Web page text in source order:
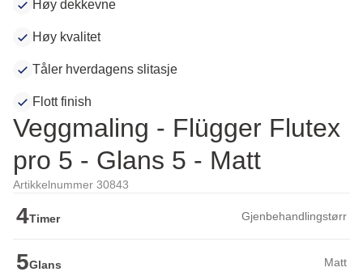
Høy dekkevne
Høy kvalitet
Tåler hverdagens slitasje
Flott finish
Veggmaling - Flügger Flutex
pro 5 - Glans 5 - Matt
Artikkelnummer 30843
4Timer Gjenbehandlingstørr
5Glans Matt